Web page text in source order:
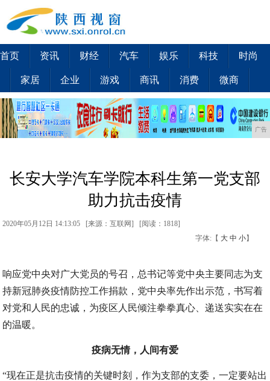
首页 资讯 财经 汽车 娱乐 科技 时尚
家居 企业 游戏 商讯 消费 微商
广告
长安大学汽车学院本科生第一党支部
助力抗击疫情
2020年05月12日 14:13:05 [来源：互联网] [阅读：1818]
字体:【 大 中 小】
响应党中央对广大党员的号召，总书记等党中央主要同志为支
持新冠肺炎疫情防控工作捐款，党中央率先作出示范，书写着
对党和人民的忠诚，为疫区人民倾注拳拳真心、递送实实在在
的温暖。
疫病无情，人间有爱
“现在正是抗击疫情的关键时刻，作为支部的支委，一定要站出